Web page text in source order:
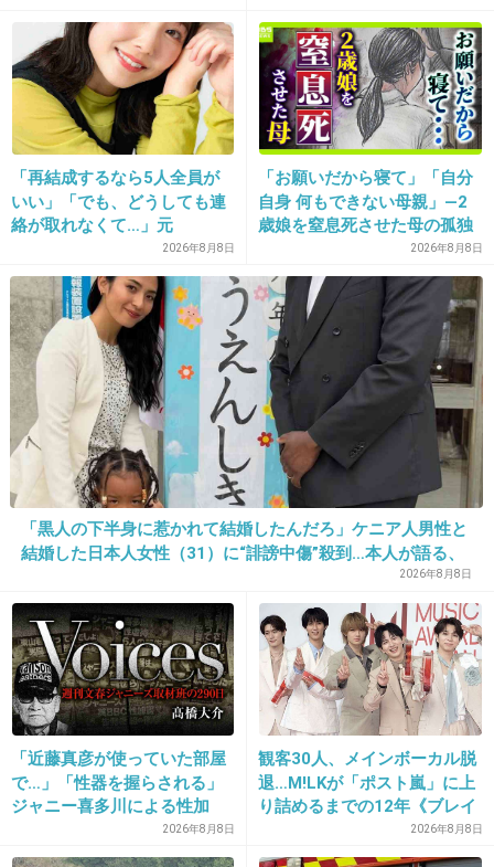
25. 匿名2019/12/17(火) 10:46:09
夫の性格は大好きな父にとても似ています。
父の短所を取り除いた感じ。
父のバージョンアップが夫です。
父はもう他界してしまったけど、夫を通して父を思い出し
ます。
+6 -0
26. 匿名 2019/12/17(火) 10:46:14
お堅い考え方が似てる。
でも性格はちがうかな。
夫の考えが古すぎるだけかも。
+3
全く似てない。
父親は短気で、自分の機嫌を自分で直せない人間。それが
トラウマになるくらい本気で嫌だった。
でも夫はそんなこと出会って１０年以上経つけど１度もな
い。
短気な人と生活するのは無理。
+4 -0
「再結成するなら5人全員が
いい」「でも、どうしても連
絡が取れなくて…」元
ZONE・MIZUHO（38）が明
かす「19年ぶりに芸能界復
帰」した本当の理由
2026年8月8日
「お願いだから寝て」「自分
自身 何もできない母親」―2
歳娘を窒息死させた母の孤独
「娘は『ママどうして』と」
限界の年子ワンオペ育児 法
廷での懺悔と声なきSOS
2026年8月8日
「黒人の下半身に惹かれて結婚したんだろ」ケニア人男性と
結婚した日本人女性（31）に“誹謗中傷”殺到…本人が語る、
2026年8月8日
「近藤真彦が使っていた部屋
で…」「性器を握らされる」
ジャニー喜多川による性加
害、語り始めた被害者たち
《徹底取材の裏側》
2026年8月8日
観客30人、メインボーカル脱
退…M!LKが「ポスト嵐」に上
り詰めるまでの12年《ブレイ
2026年8月8日